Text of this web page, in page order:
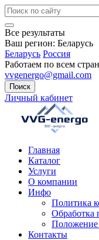
Все результаты
Ваш регион: Беларусь
Беларусь Россия
Работаем по всем
vvgenergo@gmail.com
Поиск
Личный кабинет
Главная
Каталог
Услуги
О компании
Инфо
Политика
Обработка
Положение
Контакты